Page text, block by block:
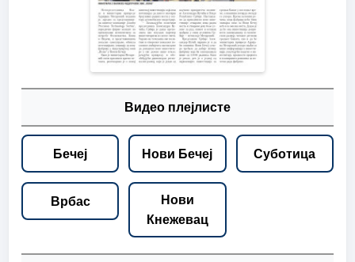
Видео плејлисте
Бечеј Нови Бечеј Суботица
Врбас
Нови
Кнежевац